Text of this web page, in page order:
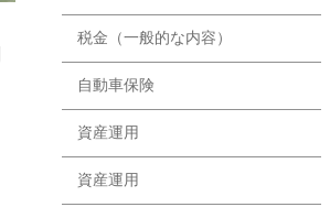
税金（一般的な内容）
自動車保険
資産運用
資産運用